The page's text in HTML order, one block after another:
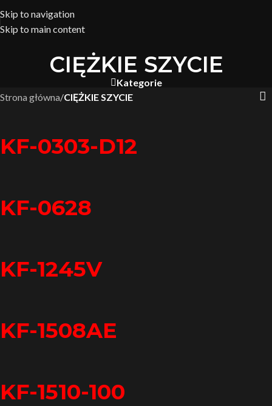
Skip to navigation
Skip to main content
CIĘŻKIE SZYCIE
Kategorie
Strona główna/CIĘŻKIE SZYCIE
KF-0303-D12
KF-0628
KF-1245V
KF-1508AE
KF-1510-100